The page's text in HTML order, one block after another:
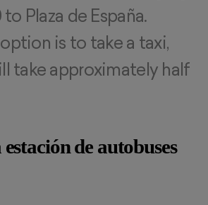
Plaza de España.
is to take a taxi,
take approximately half
estación de autobuses